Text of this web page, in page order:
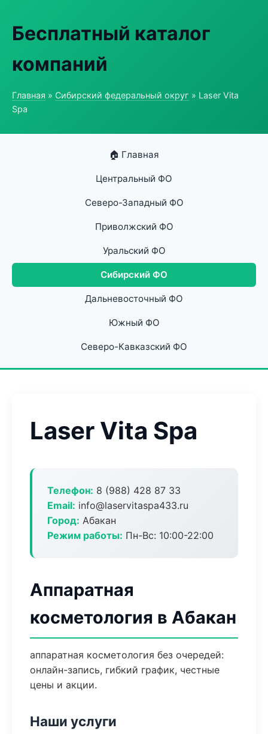
Бесплатный каталог
компаний
Главная » Сибирский федеральный округ » Laser Vita
Spa
🏠 Главная
Центральный ФО
Северо-Западный ФО
Приволжский ФО
Уральский ФО
Сибирский ФО
Дальневосточный ФО
Южный ФО
Северо-Кавказский ФО
Laser Vita Spa
Телефон: 8 (988) 428 87 33
Email: info@laservitaspa433.ru
Город: Абакан
Режим работы: Пн-Вс: 10:00-22:00
Аппаратная
косметология в Абакан
аппаратная косметология без очередей:
онлайн-запись, гибкий график, честные
цены и акции.
Наши услуги